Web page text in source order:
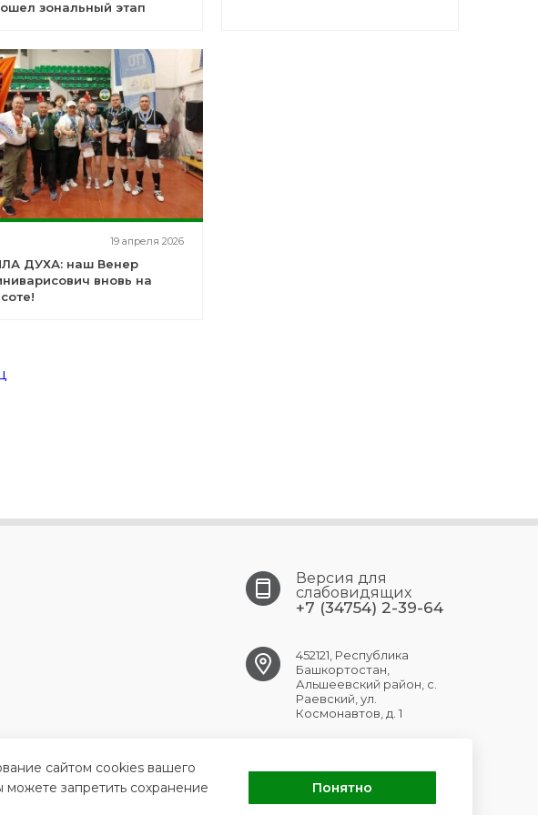
зональный этап
2.0»
19 апреля 2026
ДУХА: наш Венер
вновь на
Версия для
слабовидящих
+7 (34754) 2-39-64
452121, Республика
Башкортостан,
Альшеевский район, с.
Раевский, ул.
Космонавтов, д. 1
сайтом cookies вашего
запретить сохранение
Понятно